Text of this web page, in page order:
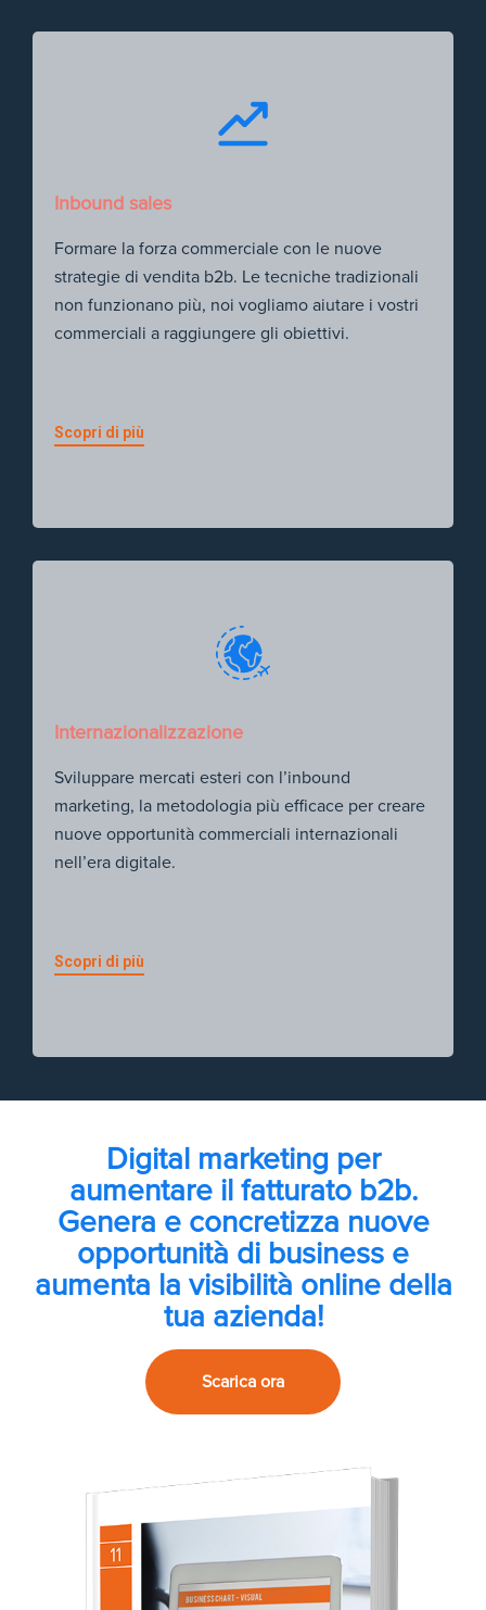
Inbound sales
Formare la forza commerciale con le nuove
strategie di vendita b2b. Le tecniche tradizionali
non funzionano più, noi vogliamo aiutare i vostri
commerciali a raggiungere gli obiettivi.
Scopri di più
Internazionalizzazione
Sviluppare mercati esteri con l’inbound
marketing, la metodologia più efficace per creare
nuove opportunità commerciali internazionali
nell’era digitale.
Scopri di più
Digital marketing per
aumentare il fatturato b2b.
Genera e concretizza nuove
opportunità di business e
aumenta la visibilità online della
tua azienda!
Scarica ora